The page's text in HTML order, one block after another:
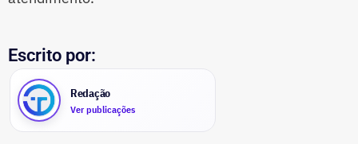
Escrito por:
Redação
Ver publicações